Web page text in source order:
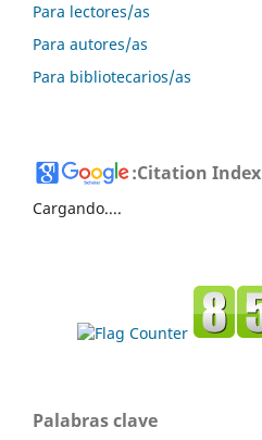
Para lectores/as
Para autores/as
Para bibliotecarios/as
:Citation Index
Cargando....
Palabras clave